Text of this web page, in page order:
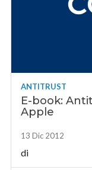
ANTITRUST
E-book:
Apple
13 Dic 2012
di